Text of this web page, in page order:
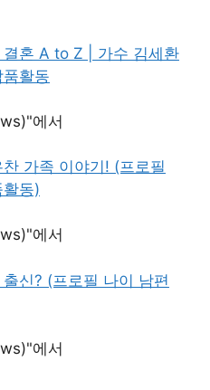
혼 A to Z | 가수 김세환
활동
에서
가족 이야기! (프로필
동)
에서
신? (프로필 나이 남편
에서